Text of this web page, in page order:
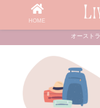
オースト
HOME